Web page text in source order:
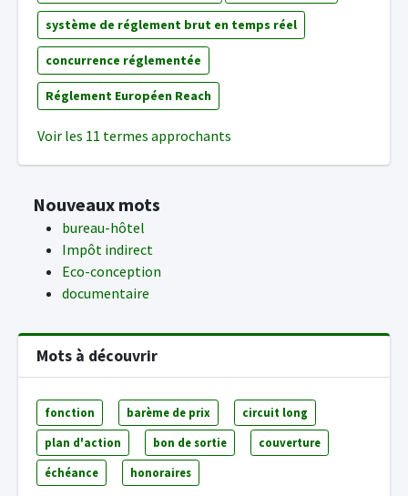
système de réglement brut en temps réel
concurrence réglementée
Réglement Européen Reach
Voir les 11 termes approchants
Nouveaux mots
bureau-hôtel
Impôt indirect
Eco-conception
documentaire
Mots à découvrir
fonction barème de prix circuit long
plan d'action bon de sortie couverture
échéance honoraires